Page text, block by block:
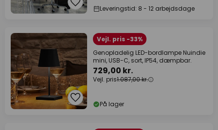
Leveringstid: 8 - 12 arbejdsdage
Vejl. pris -33%
Genopladelig LED-bordlampe Nuindie
mini, USB-C, sort, IP54, dæmpbar.
729,00 kr.
Vejl. pris1.087,00 kr.
På lager